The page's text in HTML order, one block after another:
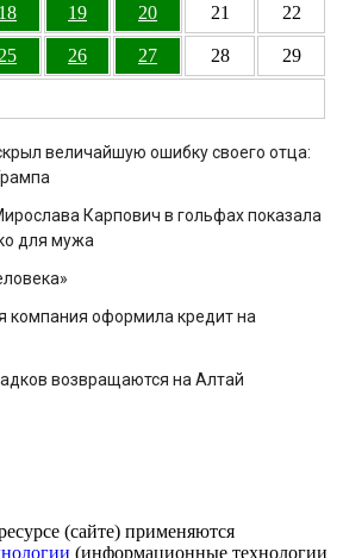
18 19 20 21 22
25 26 27 28 29
величайшую ошибку своего отца:
Карпович в гольфах показала
для мужа
компания оформила кредит на
возвращаются на Алтай
(сайте) применяются
(информационные технологии